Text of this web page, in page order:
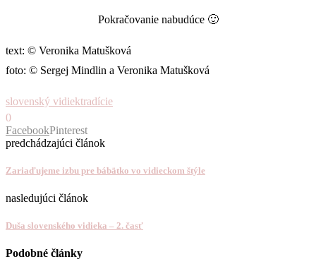
Pokračovanie nabudúce 🙂
text: © Veronika Matušková
foto: © Sergej Mindlin a Veronika Matušková
slovenský vidiektradície
0
FacebookPinterest
predchádzajúci článok
Zariaďujeme izbu pre bábätko vo vidieckom štýle
nasledujúci článok
Duša slovenského vidieka – 2. časť
Podobné články